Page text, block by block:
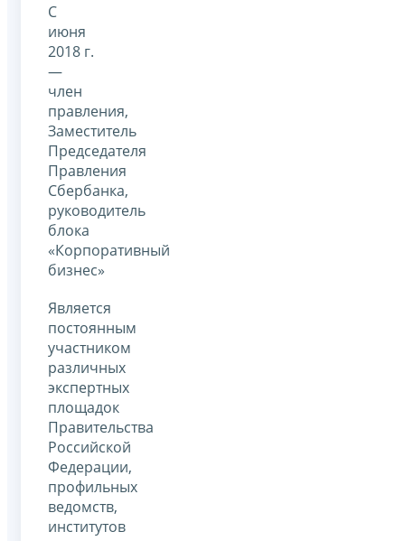
С
июня
2018 г.
—
член
правления,
Заместитель
Председателя
Правления
Сбербанка,
руководитель
блока
«Корпоративный
бизнес»
Является
постоянным
участником
различных
экспертных
площадок
Правительства
Российской
Федерации,
профильных
ведомств,
институтов